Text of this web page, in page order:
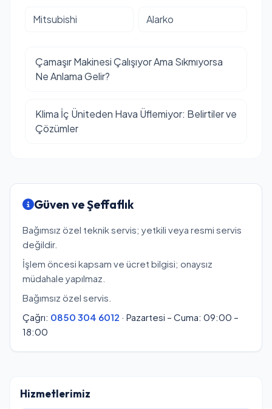
Mitsubishi Alarko
Çamaşır Makinesi Çalışıyor Ama Sıkmıyorsa
Ne Anlama Gelir?
Klima İç Üniteden Hava Üflemiyor: Belirtiler ve
Çözümler
Güven ve Şeffaflık
Bağımsız özel teknik servis; yetkili veya resmi servis
değildir.
İşlem öncesi kapsam ve ücret bilgisi; onaysız
müdahale yapılmaz.
Bağımsız özel servis.
Çağrı: 0850 304 6012 · Pazartesi – Cuma: 09:00 –
18:00
Hizmetlerimiz